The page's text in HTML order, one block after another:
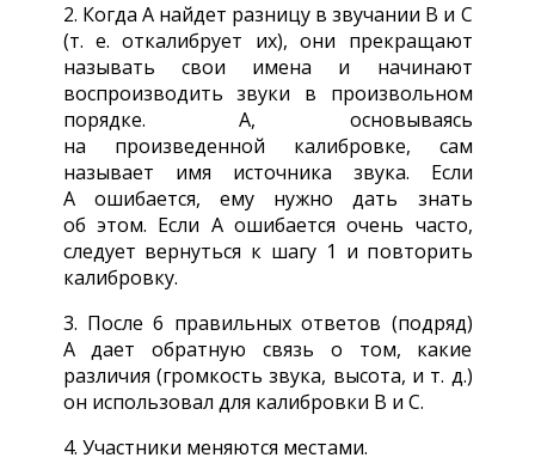
2. Когда А найдет разницу в звучании В и С
(т. е. откалибрует их), они прекращают
называть свои имена и начинают
воспроизводить звуки в произвольном
порядке. А, основываясь
на произведенной калибровке, сам
называет имя источника звука. Если
А ошибается, ему нужно дать знать
об этом. Если А ошибается очень часто,
следует вернуться к шагу 1 и повторить
калибровку.
3. После 6 правильных ответов (подряд)
А дает обратную связь о том, какие
различия (громкость звука, высота, и т. д.)
он использовал для калибровки В и С.
4. Участники меняются местами.